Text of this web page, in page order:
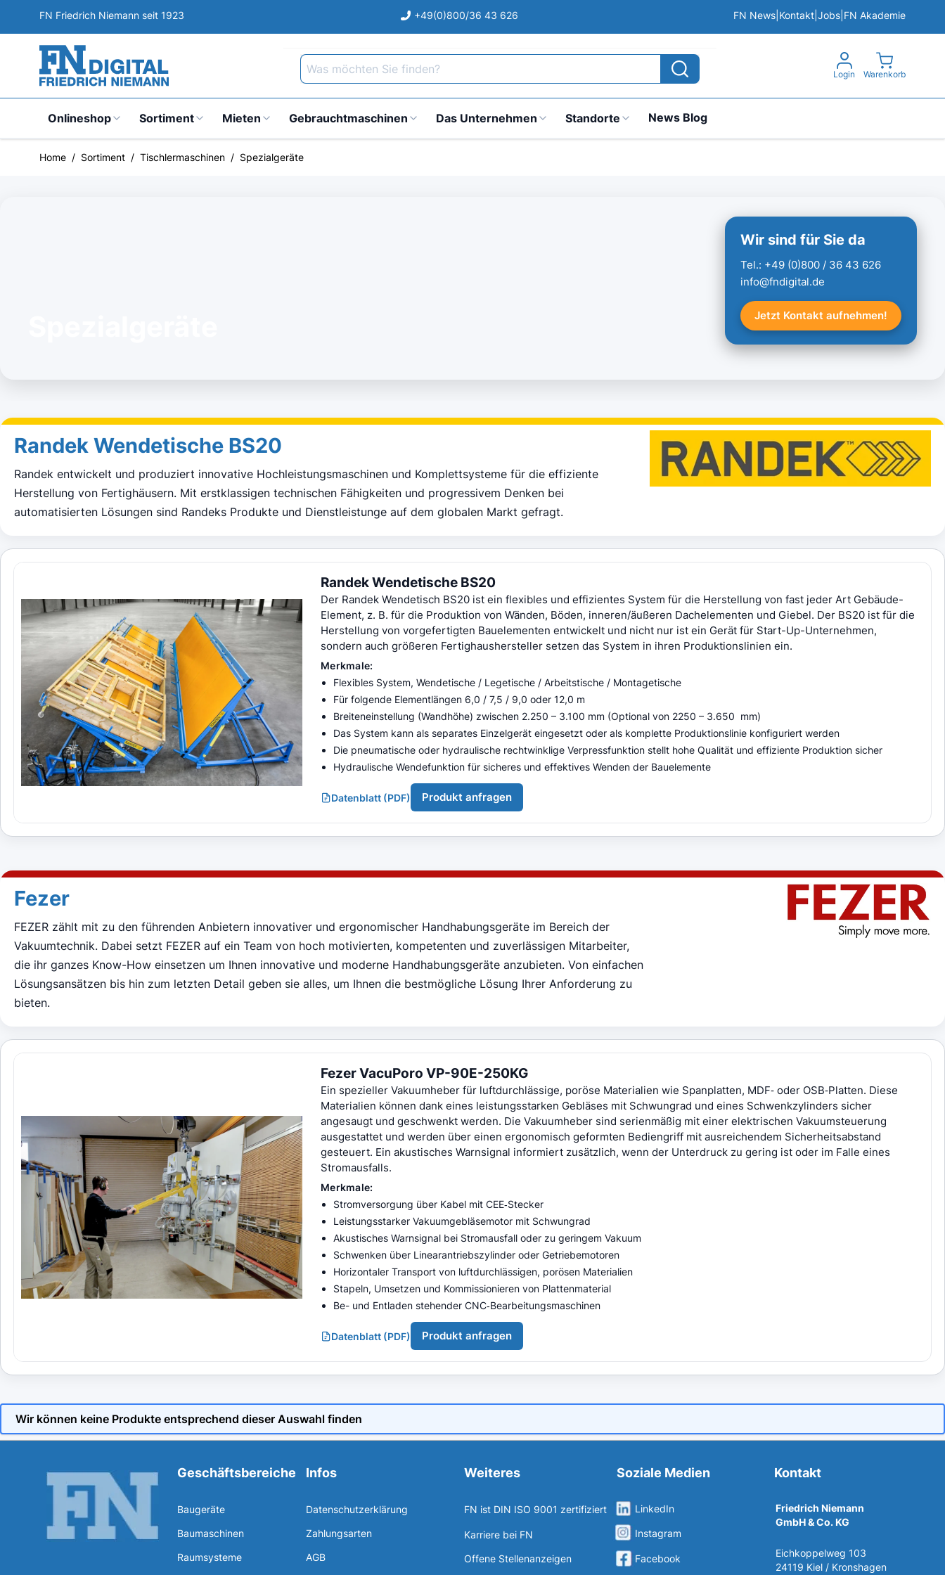
Direkt zum Inhalt
FN Friedrich Niemann seit 1923 +49(0)800/36 43 626 FN News Kontakt Jobs FN Akademie
Was möchten Sie finden?
Login
View cart,
Warenkorb
Onlineshop Sortiment Mieten Gebrauchtmaschinen Das Unternehmen Standorte News Blog
Home / Sortiment / Tischlermaschinen / Spezialgeräte
Wir sind für Sie da
Tel.: +49 (0)800 / 36 43 626
info@fndigital.de
Jetzt Kontakt aufnehmen!
Randek Wendetische BS20
Randek entwickelt und produziert innovative Hochleistungsmaschinen und Komplettsysteme für die effiziente
Herstellung von Fertighäusern. Mit erstklassigen technischen Fähigkeiten und progressivem Denken bei
automatisierten Lösungen sind Randeks Produkte und Dienstleistunge auf dem globalen Markt gefragt.
Randek Wendetische BS20
Der Randek Wendetisch BS20 ist ein flexibles und effizientes System für die Herstellung von fast jeder Art Gebäude-
Element, z. B. für die Produktion von Wänden, Böden, inneren/äußeren Dachelementen und Giebel. Der BS20 ist für die
Herstellung von vorgefertigten Bauelementen entwickelt und nicht nur ist ein Gerät für Start-Up-Unternehmen,
sondern auch größeren Fertighaushersteller setzen das System in ihren Produktionslinien ein.
Merkmale:
Flexibles System, Wendetische / Legetische / Arbeitstische / Montagetische
Für folgende Elementlängen 6,0 / 7,5 / 9,0 oder 12,0 m
Breiteneinstellung (Wandhöhe) zwischen 2.250 – 3.100 mm (Optional von 2250 – 3.650 mm)
Das System kann als separates Einzelgerät eingesetzt oder als komplette Produktionslinie konfiguriert werden
Die pneumatische oder hydraulische rechtwinklige Verpressfunktion stellt hohe Qualität und effiziente Produktion sicher
Hydraulische Wendefunktion für sicheres und effektives Wenden der Bauelemente
Datenblatt (PDF) Produkt anfragen
Fezer
FEZER zählt mit zu den führenden Anbietern innovativer und ergonomischer Handhabungsgeräte im Bereich der
Vakuumtechnik. Dabei setzt FEZER auf ein Team von hoch motivierten, kompetenten und zuverlässigen Mitarbeiter,
die ihr ganzes Know-How einsetzen um Ihnen innovative und moderne Handhabungsgeräte anzubieten. Von einfachen
Lösungsansätzen bis hin zum letzten Detail geben sie alles, um Ihnen die bestmögliche Lösung Ihrer Anforderung zu
bieten.
Fezer VacuPoro VP-90E-250KG
Ein spezieller Vakuumheber für luftdurchlässige, poröse Materialien wie Spanplatten, MDF‑ oder OSB‑Platten. Diese
Materialien können dank eines leistungsstarken Gebläses mit Schwungrad und eines Schwenkzylinders sicher
angesaugt und geschwenkt werden. Die Vakuumheber sind serienmäßig mit einer elektrischen Vakuumsteuerung
ausgestattet und werden über einen ergonomisch geformten Bediengriff mit ausreichendem Sicherheitsabstand
gesteuert. Ein akustisches Warnsignal informiert zusätzlich, wenn der Unterdruck zu gering ist oder im Falle eines
Stromausfalls.
Merkmale:
Stromversorgung über Kabel mit CEE‑Stecker
Leistungsstarker Vakuumgebläsemotor mit Schwungrad
Akustisches Warnsignal bei Stromausfall oder zu geringem Vakuum
Schwenken über Linearantriebszylinder oder Getriebemotoren
Horizontaler Transport von luftdurchlässigen, porösen Materialien
Stapeln, Umsetzen und Kommissionieren von Plattenmaterial
Be- und Entladen stehender CNC‑Bearbeitungsmaschinen
Datenblatt (PDF) Produkt anfragen
Wir können keine Produkte entsprechend dieser Auswahl finden
Geschäftsbereiche
Baugeräte
Baumaschinen
Raumsysteme
Infos
Datenschutzerklärung
Zahlungsarten
AGB
Weiteres
FN ist DIN ISO 9001 zertifiziert
Karriere bei FN
Offene Stellenanzeigen
Soziale Medien
LinkedIn
Instagram
Facebook
Kontakt
Friedrich Niemann
GmbH & Co. KG
Eichkoppelweg 103
24119 Kiel / Kronshagen